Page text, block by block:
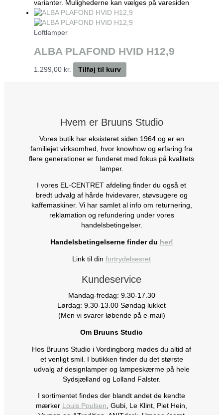
varianter. Mulighederne kan vælges på varesiden
Loftlamper
ALBA PLAFOND HVID H12,9
1.299,00 kr. Tilføj til kurv
Hvem er Bruuns Studio
Vores butik har eksisteret siden 1964 og er en
familiejet virksomhed, hvor knowhow og erfaring fra
flere generationer er funderet med fokus på kvalitets
lamper.
I vores EL-CENTRET afdeling finder du også et
bredt udvalg af hårde hvidevarer, støvsugere og
kaffemaskiner. Vi har samlet al info om returnering,
reklamation og refundering under vores
handelsbetingelser.
Handelsbetingelserne finder du her!
Link til din fortrydelsesret
Kundeservice
Mandag-fredag: 9.30-17.30
Lørdag: 9.30-13.00 Søndag lukket
(Men vi svarer løbende på e-mail)
Om Bruuns Studio
Hos Bruuns Studio i Vordingborg mødes du altid af
et venligt smil. I butikken finder du det største
udvalg af designlamper og lampeskærme på hele
Sydsjælland og Lolland Falster.
I sortimentet findes der blandt andet de kendte
mærker Louis Poulsen, Gubi, Le Klint, Piet Hein,